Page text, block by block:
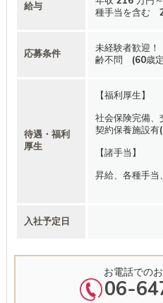
給与
種手当を含む
応募条件
未経験者歓迎
齢不問 (60歳
待遇・福利
厚生
【福利厚生】
社会保険完備、
契約保養施設
【諸手当】
昇給、各種手当
入社予定日
お電話での
06-